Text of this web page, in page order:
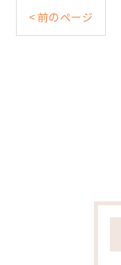
< 前のページ